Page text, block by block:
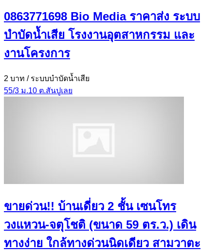
0863771698 Bio Media ราคาส่ง ระบบ
บำบัดน้ำเสีย โรงงานอุตสาหกรรม และ
งานโครงการ
2 บาท / ระบบบำบัดน้ำเสีย
55/3 ม.10 ต.สันปูเลย
ขายด่วน!! บ้านเดี่ยว 2 ชั้น เซนโทร
วงแหวน-จตุโชติ (ขนาด 59 ตร.ว.) เดิน
ทางง่าย ใกล้ทางด่วนนิดเดียว สามวาตะ